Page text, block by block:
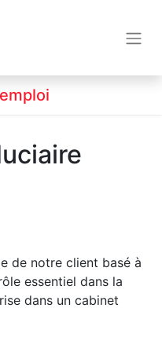
de notre client basé à
essentiel dans la
dans un cabinet